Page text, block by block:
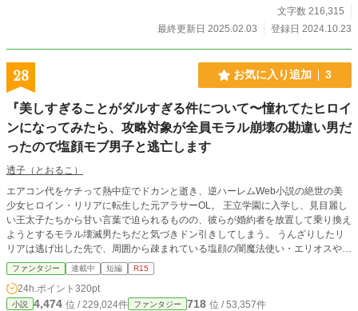
文字数 216,315
最終更新日 2025.02.03
登録日 2024.10.23
28 お気に入り追加 3
『美しすぎることがダルすぎる件について〜憧れてたヒロイ
ンになってみたら、攻略対象が全員モラル崩壊の勘違い男だ
ったので塩顔モブ男子と逃亡します
透子（とおるこ）
エアコン代をケチって熱中症でドカンと逝き、逆ハーレムWeb小説の絶世の美
少女ヒロイン・リリアに転生した元アラサーOL。 ​王立学園に入学し、見目麗し
い王太子たちから甘い言葉で迫られるものの、彼らが婚約者を放置して乗り換え
ようとするモラル壊滅男たちだと気づきドン引きしてしまう。 ​うんざりしたリ
リアは逃げ出した先で、周囲から疎まれている塩顔の闇魔法使い・エリオスや、
男たちの無神経さに傷ついていた婚約者女子たちと出会うことに。 ​顔ばかりに
惑わされる周囲に辟易しながらも、自分らしく生きるために立ち向かう、爽快な
異世界ラブコメディ！
ファンタジー 連載中 短編 R15
24h.ポイント 320pt
小説 4,474 位 / 229,024件 ファンタジー 718 位 / 53,357件